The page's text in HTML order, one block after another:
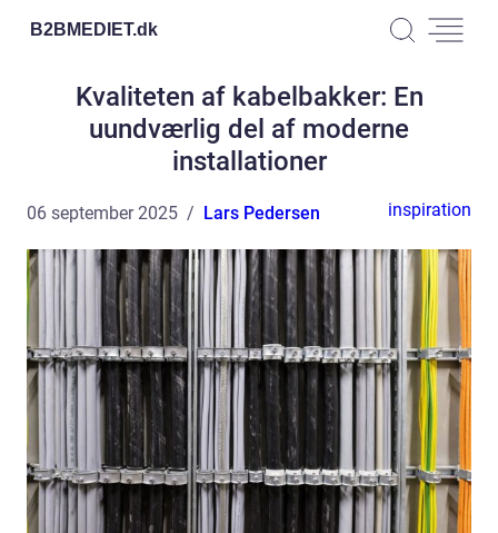
B2BMEDIET.dk
Kvaliteten af kabelbakker: En
uundværlig del af moderne
installationer
06 september 2025 Lars Pedersen inspiration